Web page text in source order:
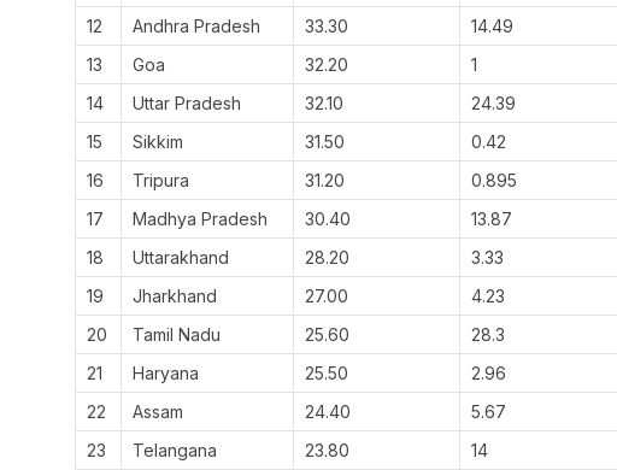
12
Andhra Pradesh 33.30 14.49
13
Goa 32.20 1
14
Uttar Pradesh 32.10 24.39
15
Sikkim 31.50 0.42
16
Tripura 31.20 0.895
17
Madhya Pradesh 30.40 13.87
18
Uttarakhand 28.20 3.33
19
Jharkhand 27.00 4.23
20
Tamil Nadu 25.60 28.3
21
Haryana 25.50 2.96
22
Assam 24.40 5.67
23
Telangana 23.80 14